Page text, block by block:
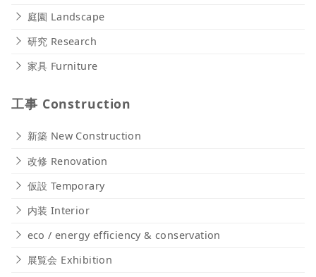
庭園 Landscape
研究 Research
家具 Furniture
工事 Construction
新築 New Construction
改修 Renovation
仮設 Temporary
内装 Interior
eco / energy efficiency & conservation
展覧会 Exhibition